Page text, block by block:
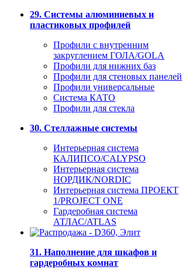
29. Системы алюминиевых и
пластиковых профилей
Профили с внутренним
закруглением ГОЛА/GOLA
Профили для нижних баз
Профили для стеновых панелей
Профили универсальные
Система КАТО
Профили для стекла
30. Стеллажные системы
Интерьерная система
КАЛИПСО/CALYPSO
Интерьерная система
НОРДИК/NORDIC
Интерьерная система ПРОЕКТ
1/PROJECT ONE
Гардеробная система
АТЛАС/ATLAS
31. Наполнение для шкафов и
гардеробных комнат